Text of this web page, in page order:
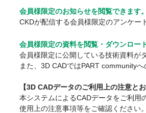
会員様限定のお知らせを閲覧できます
CKDが配信する会員様限定のアンケー
会員様限定の資料を閲覧・ダウンロー
会員様限定に公開している技術資料が
また、3D CADではPART community
【3D CADデータのご利用上の注意と
本システムによるCADデータをご利用
使用上の注意事項等をご確認ください